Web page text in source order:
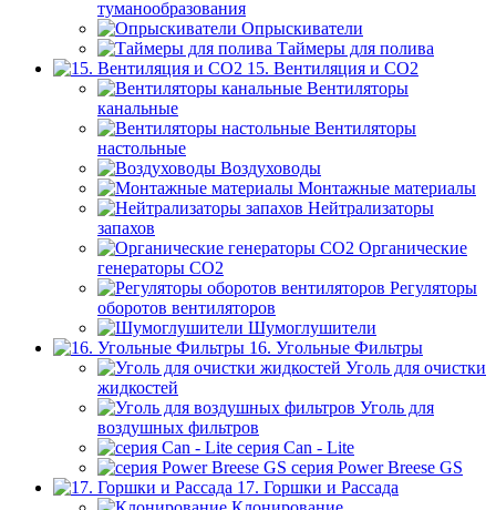
туманообразования
Опрыскиватели
Таймеры для полива
15. Вентиляция и CO2
Вентиляторы
канальные
Вентиляторы
настольные
Воздуховоды
Монтажные материалы
Нейтрализаторы
запахов
Органические
генераторы СО2
Регуляторы
оборотов вентиляторов
Шумоглушители
16. Угольные Фильтры
Уголь для очистки
жидкостей
Уголь для
воздушных фильтров
серия Can - Lite
серия Power Breese GS
17. Горшки и Рассада